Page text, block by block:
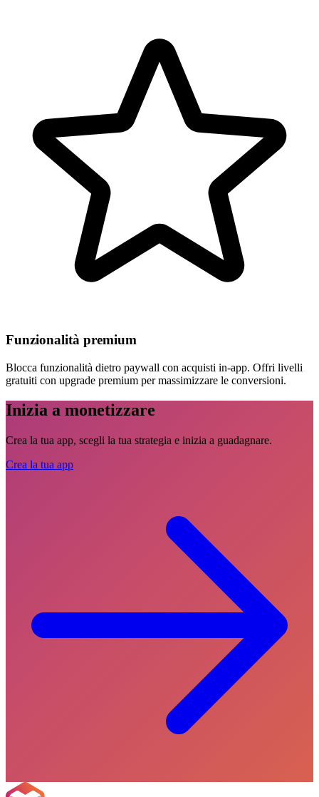
Funzionalità premium
Blocca funzionalità dietro paywall con acquisti in-app. Offri livelli
gratuiti con upgrade premium per massimizzare le conversioni.
Inizia a monetizzare
Crea la tua app, scegli la tua strategia e inizia a guadagnare.
Crea la tua app